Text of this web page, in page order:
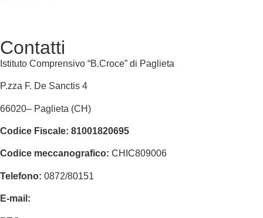
Contatti
Istituto Comprensivo “B.Croce” di Paglieta
P.zza F. De Sanctis 4
66020– Paglieta (CH)
Codice Fiscale: 81001820695
Codice meccanografico: CHIC809006
Telefono: 0872/80151
E-mail: